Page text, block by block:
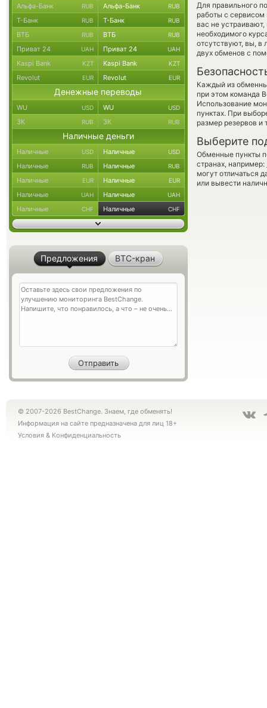
Для правильного
работы с
вас не
необходимого
отсутствуют, вы, в
двух обменов с
Каждый из
при этом команда
Использование
пунктах. При
размер резервов и
Выберите
Обменные пункты
странах, например:
могут отличаться
или вывести
Альфа-Банк RUB Альфа-Банк RUB
Т-Банк RUB Т-Банк RUB
ВТБ RUB ВТБ RUB
Приват 24 UAH Приват 24 UAH
Kaspi Bank KZT Kaspi Bank KZT
Revolut EUR Revolut EUR
Денежные переводы
WU USD WU USD
ЗК RUB ЗК RUB
Наличные деньги
Наличные USD Наличные USD
Наличные RUB Наличные RUB
Наличные EUR Наличные EUR
Наличные UAH Наличные UAH
Наличные CHF Наличные CHF
Предложения BTC-кран
© 2007-2026 BestChange. Знаем, где обменять!
Информация на сайте предназначена для лиц 18+
Условия & Конфиденциальность